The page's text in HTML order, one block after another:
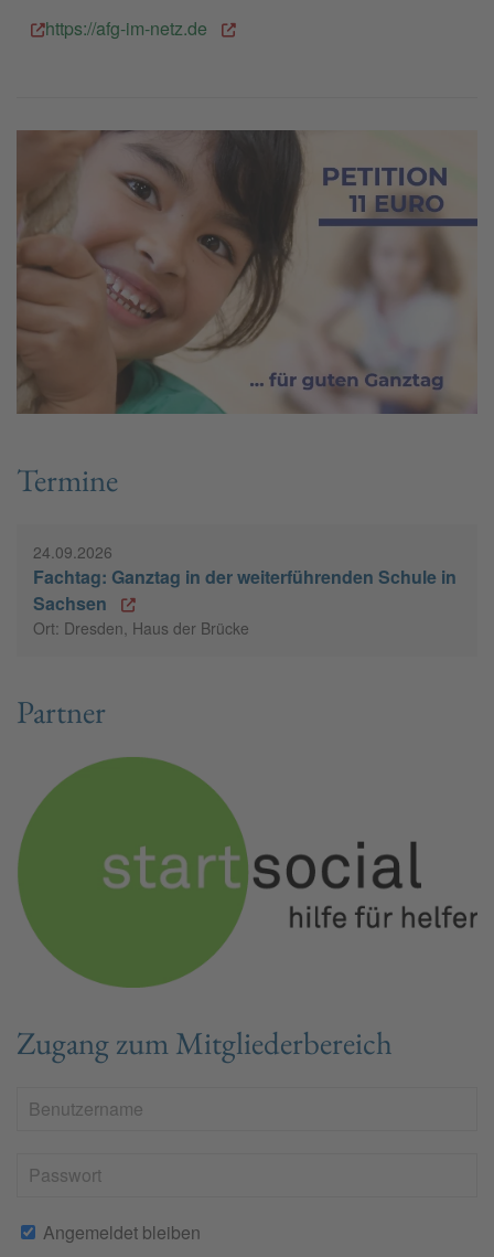
https://afg-im-netz.de
Termine
24.09.2026
Fachtag: Ganztag in der weiterführenden Schule in
Sachsen
Ort: Dresden, Haus der Brücke
Partner
Zugang zum Mitgliederbereich
Angemeldet bleiben